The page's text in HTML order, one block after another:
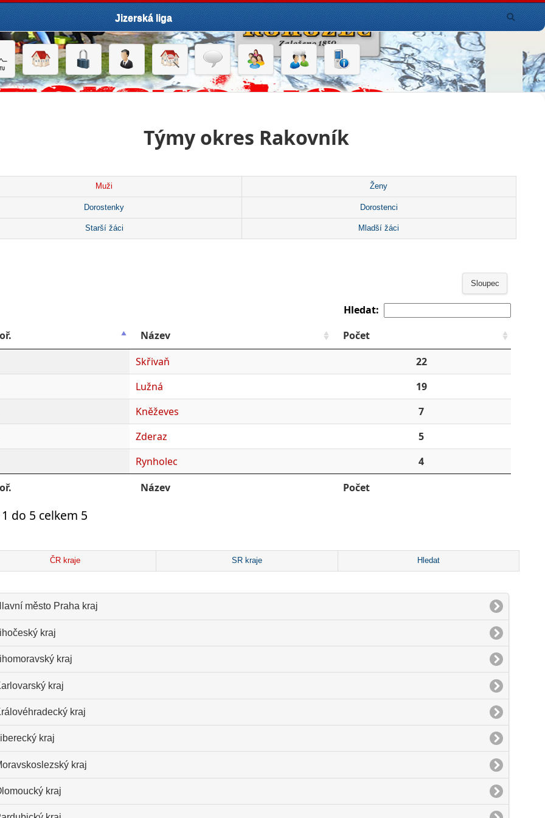
Jizerská liga
Týmy okres Rakovník
Muži Ženy
Dorostenky Dorostenci
Starší žáci Mladší žáci
Sloupec
Hledat:
Název
Počet
Skřivaň
22
Lužná
19
Kněževes
7
Zderaz
5
Rynholec
4
Název Počet
do 5 celkem 5
ČR kraje SR kraje Hledat
město Praha kraj
kraj
kraj
kraj
kraj
kraj
kraj
kraj